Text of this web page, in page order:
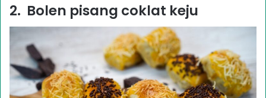
2. Bolen pisang coklat keju